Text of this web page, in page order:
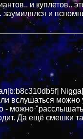
и куплетов..
и
вслушаться можно
- можно
Да ещё смешки